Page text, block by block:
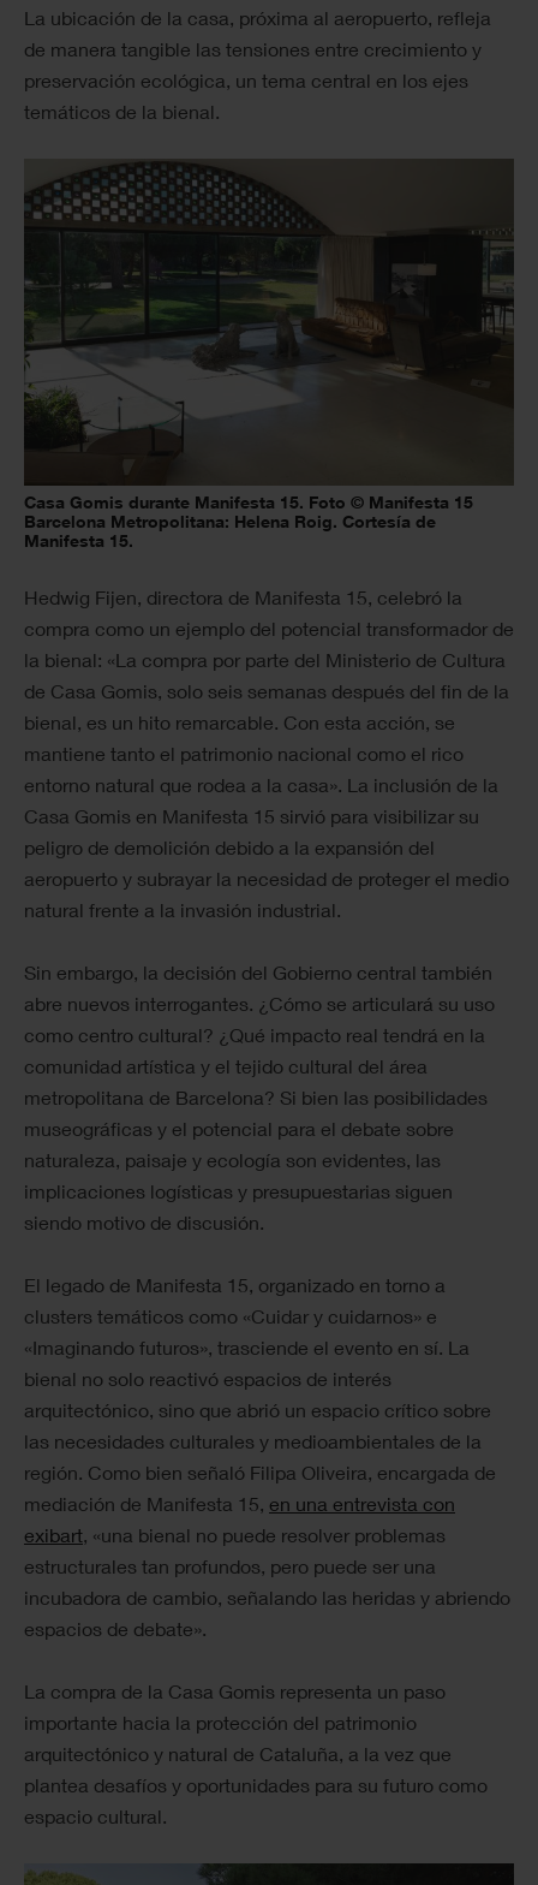
La ubicación de la casa, próxima al aeropuerto, refleja
de manera tangible las tensiones entre crecimiento y
preservación ecológica, un tema central en los ejes
temáticos de la bienal.
Casa Gomis durante Manifesta 15. Foto © Manifesta 15
Barcelona Metropolitana: Helena Roig. Cortesía de
Manifesta 15.
Hedwig Fijen, directora de Manifesta 15, celebró la
compra como un ejemplo del potencial transformador de
la bienal: «La compra por parte del Ministerio de Cultura
de Casa Gomis, solo seis semanas después del fin de la
bienal, es un hito remarcable. Con esta acción, se
mantiene tanto el patrimonio nacional como el rico
entorno natural que rodea a la casa». La inclusión de la
Casa Gomis en Manifesta 15 sirvió para visibilizar su
peligro de demolición debido a la expansión del
aeropuerto y subrayar la necesidad de proteger el medio
natural frente a la invasión industrial.
Sin embargo, la decisión del Gobierno central también
abre nuevos interrogantes. ¿Cómo se articulará su uso
como centro cultural? ¿Qué impacto real tendrá en la
comunidad artística y el tejido cultural del área
metropolitana de Barcelona? Si bien las posibilidades
museográficas y el potencial para el debate sobre
naturaleza, paisaje y ecología son evidentes, las
implicaciones logísticas y presupuestarias siguen
siendo motivo de discusión.
El legado de Manifesta 15, organizado en torno a
clusters temáticos como «Cuidar y cuidarnos» e
«Imaginando futuros», trasciende el evento en sí. La
bienal no solo reactivó espacios de interés
arquitectónico, sino que abrió un espacio crítico sobre
las necesidades culturales y medioambientales de la
región. Como bien señaló Filipa Oliveira, encargada de
mediación de Manifesta 15, en una entrevista con
exibart, «una bienal no puede resolver problemas
estructurales tan profundos, pero puede ser una
incubadora de cambio, señalando las heridas y abriendo
espacios de debate».
La compra de la Casa Gomis representa un paso
importante hacia la protección del patrimonio
arquitectónico y natural de Cataluña, a la vez que
plantea desafíos y oportunidades para su futuro como
espacio cultural.